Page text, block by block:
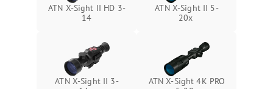
ATN X-Sight II HD 3-
14
ATN X-Sight II 5-
20x
ATN X-Sight II 3-
ATN X-Sight 4K PRO